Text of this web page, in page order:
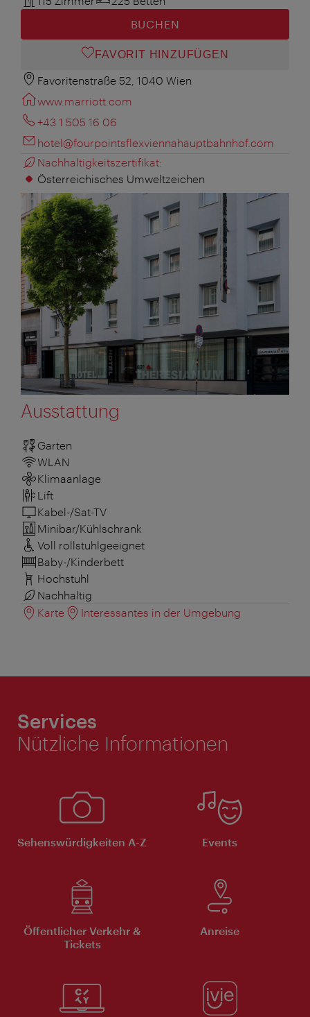
BUCHEN
FAVORIT HINZUFÜGEN
Favoritenstraße 52, 1040 Wien
www.marriott.com
+43 1 505 16 06
hotel@fourpointsflexviennahauptbahnhof.com
Nachhaltigkeitszertifikat:
Österreichisches Umweltzeichen
Ausstattung
Garten
WLAN
Klimaanlage
Lift
Kabel-/Sat-TV
Minibar/Kühlschrank
Voll rollstuhlgeeignet
Baby-/Kinderbett
Hochstuhl
Nachhaltig
Karte
Interessantes in der Umgebung
Services
Nützliche Informationen
Sehenswürdigkeiten A-Z Events
Öffentlicher Verkehr &
Tickets
Anreise